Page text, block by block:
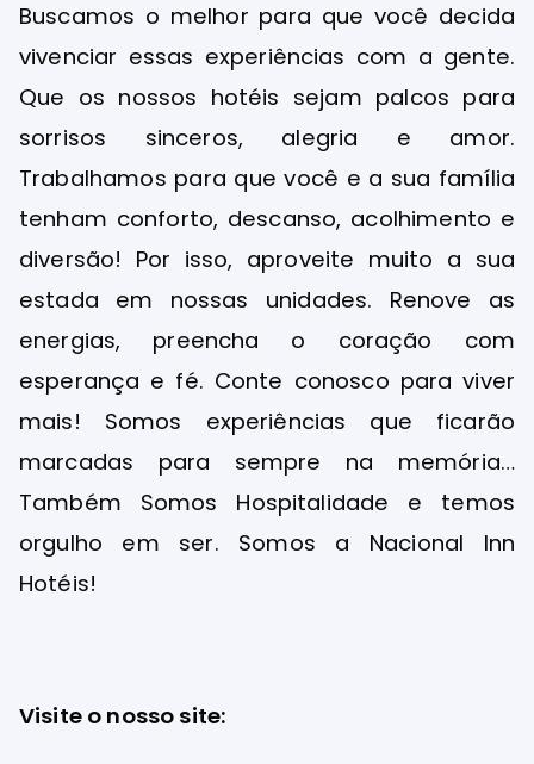
Buscamos o melhor para que você decida
vivenciar essas experiências com a gente.
Que os nossos hotéis sejam palcos para
sorrisos sinceros, alegria e amor.
Trabalhamos para que você e a sua família
tenham conforto, descanso, acolhimento e
diversão! Por isso, aproveite muito a sua
estada em nossas unidades. Renove as
energias, preencha o coração com
esperança e fé. Conte conosco para viver
mais! Somos experiências que ficarão
marcadas para sempre na memória…
Também Somos Hospitalidade e temos
orgulho em ser. Somos a Nacional Inn
Hotéis!
Visite o nosso site: